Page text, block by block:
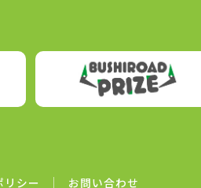
r
o
k
シー お問い合わせ